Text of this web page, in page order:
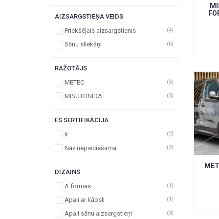
AIZSARGSTIEŅA VEIDS
Priekšējais aizsargstienis
(4)
Sānu sliekšņi (6)
RAŽOTĀJS
METEC
(5)
MISUTONIDA (5)
ES SERTIFIKĀCIJA
Ir
(2)
Nav nepieciešama (2)
DIZAINS
A formas
(1)
Apaļi ar kāpsli (1)
Apaļi sānu aizsargstieņi (3)